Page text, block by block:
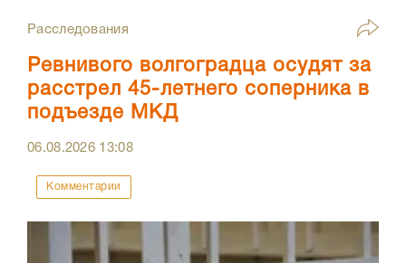
Расследования
Ревнивого волгоградца осудят за
расстрел 45-летнего соперника в
подъезде МКД
06.08.2026 13:08
Комментарии